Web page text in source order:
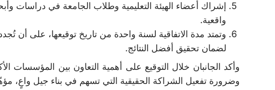
إشراك أعضاء الهيئة التعليمية وطلاب الجامعة في دراسات
واقعية.
وتمتد مدة الاتفاقية لسنة واحدة من تاريخ توقيعها، على أن تُجدد
لضمان تحقيق أفضل النتائج.
وأكد الجانبان خلال التوقيع على أهمية التعاون بين المؤسسات
وضرورة تفعيل الشراكة الحقيقية التي تسهم في بناء جيل واعٍ،